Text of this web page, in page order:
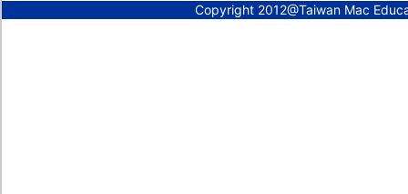
Copyright 2012@Taiwan Mac